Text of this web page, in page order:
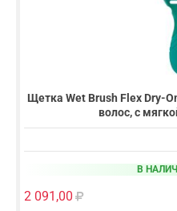
Щетка Wet Brush Flex Dry-
волос, с
В
2 091,00